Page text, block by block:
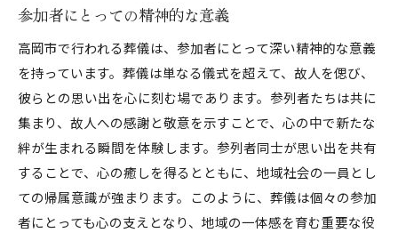
参加者にとっての精神的な意義
高岡市で行われる葬儀は、参加者にとって深い精神的な意義
を持っています。葬儀は単なる儀式を超えて、故人を偲び、
彼らとの思い出を心に刻む場であります。参列者たちは共に
集まり、故人への感謝と敬意を示すことで、心の中で新たな
絆が生まれる瞬間を体験します。参列者同士が思い出を共有
することで、心の癒しを得るとともに、地域社会の一員とし
ての帰属意識が強まります。このように、葬儀は個々の参加
者にとっても心の支えとなり、地域の一体感を育む重要な役